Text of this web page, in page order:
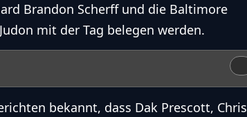
Brandon Scherff und die Baltimore
mit der Tag belegen werden.
bekannt, dass Dak Prescott, Chris